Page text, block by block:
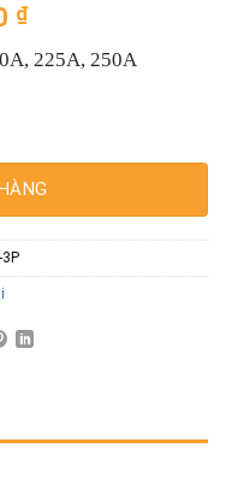
₫
225A, 250A
Fuji BW250RAG 3P,
3P